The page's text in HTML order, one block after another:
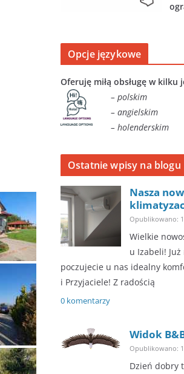
Opcje językowe
Oferuję miłą obsługę w kilku
– polskim
– angielskim
– holenderskim
Ostatnie wpisy na blogu
Nasza
Opublikowano:
Wielkie
u Izabeli! Już
poczujecie u nas idealny
i Przyjaciele! Z radością
0 komentarzy
Widok
Opublikowano:
Dzień dobry